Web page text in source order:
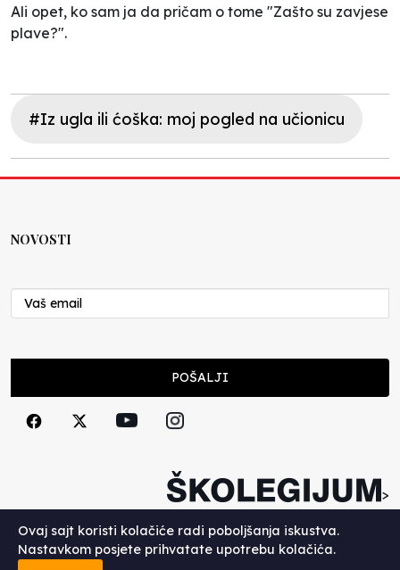
Ali opet, ko sam ja da pričam o tome "Zašto su zavjese
plave?".
#Iz ugla ili ćoška: moj pogled na učionicu
NOVOSTI
POŠALJI
>
Copyright (c) 2026. Školegijum.
Ovaj sajt koristi kolačiće radi poboljšanja iskustva.
Nastavkom posjete prihvatate upotrebu kolačića.